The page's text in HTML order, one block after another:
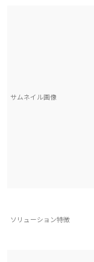
サムネイル画像
ソリューション特徴